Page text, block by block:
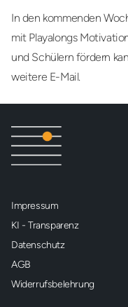
In den kommenden
mit Playalongs
und Schülern fördern
weitere E-Mail.
Impressum
KI - Transparenz
Datenschutz
AGB
Widerrufsbelehrung